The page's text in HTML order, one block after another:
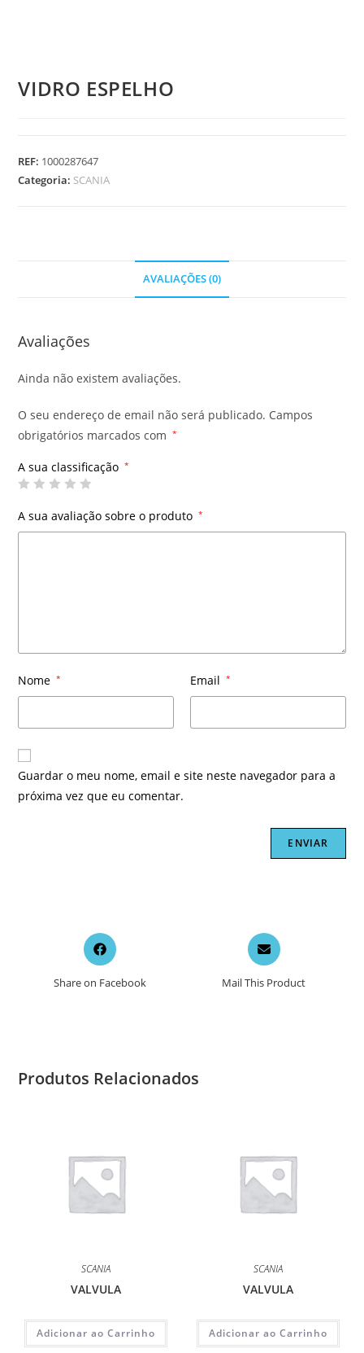
VIDRO ESPELHO
REF: 1000287647
Categoria: SCANIA
AVALIAÇÕES (0)
Avaliações
Ainda não existem avaliações.
O seu endereço de email não será publicado. Campos
obrigatórios marcados com
*
A sua classificação *
A sua avaliação sobre o produto *
Nome * Email *
Guardar o meu nome, email e site neste navegador para a
próxima vez que eu comentar.
Opens
in
new
Share on Facebook
Opens
in
a
new
Mail This Product
Produtos Relacionados
SCANIA
VALVULA
Adicionar ao Carrinho
SCANIA
VALVULA
Adicionar ao Carrinho